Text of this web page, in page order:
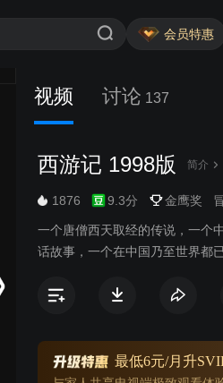
会员特惠
视频 讨论 137
西游记 1998版 简介
1876 9.3分 金鹰奖
一个唐僧西天取经的传说，一个
话故事，一个在中国乃至世界都
境中留下不解之缘。幽光点点、
同保护师傅唐僧由东土大唐去西
最低6元/月升